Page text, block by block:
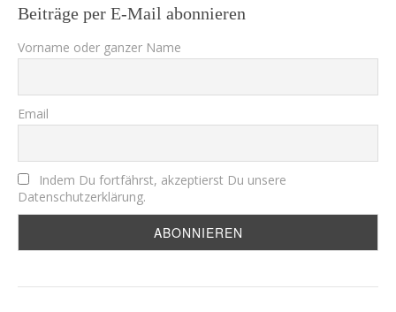
Beiträge per E-Mail abonnieren
Vorname oder ganzer Name
Email
Indem Du fortfährst, akzeptierst Du unsere
Datenschutzerklärung.